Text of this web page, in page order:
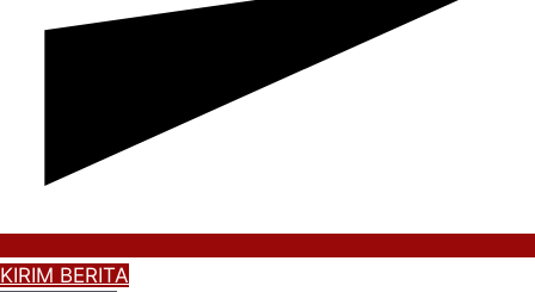
KIRIM BERITA